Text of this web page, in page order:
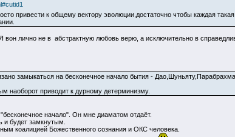
привести к общему вектору эволюции,достаточно чтобы каждая
вон лично не в абстрактную любовь верю, а исключительно в
замыкаться на бесконечное начало бытия -
наоборот приводит к дурному детерминизму.
начало". Он мне диаматом отдаёт.
будет замкнутым.
коалицией Божественного сознания и ОКС человека.